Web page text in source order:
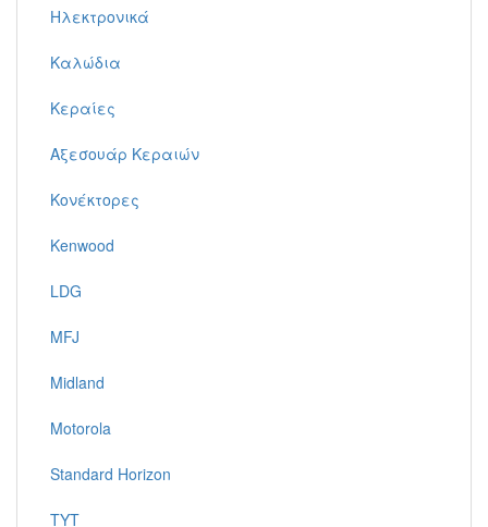
Ηλεκτρονικά
Καλώδια
Κεραίες
Αξεσουάρ Κεραιών
Κονέκτορες
Kenwood
LDG
MFJ
Midland
Motorola
Standard Horizon
TYT